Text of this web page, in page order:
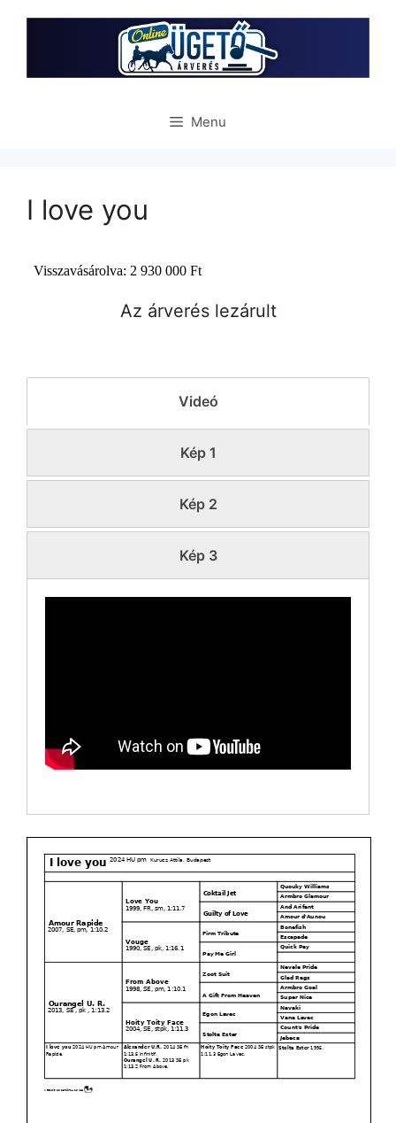
Menu
I love you
Az árverés lezárult
Videó
Kép 1
Kép 2
Kép 3